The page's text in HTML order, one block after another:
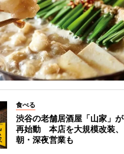
食べる
渋谷の老舗居酒屋「山家」が
再始動 本店を大規模改装、
朝・深夜営業も